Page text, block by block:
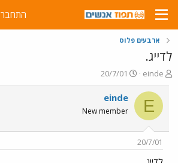
התחבר
ארבעים פלוס
לדייג.
פ
ו
ת
ח
ה
ש
א
einde
פ
ו
ר
ם
20/7/01
E
einde
New member
20/7/01